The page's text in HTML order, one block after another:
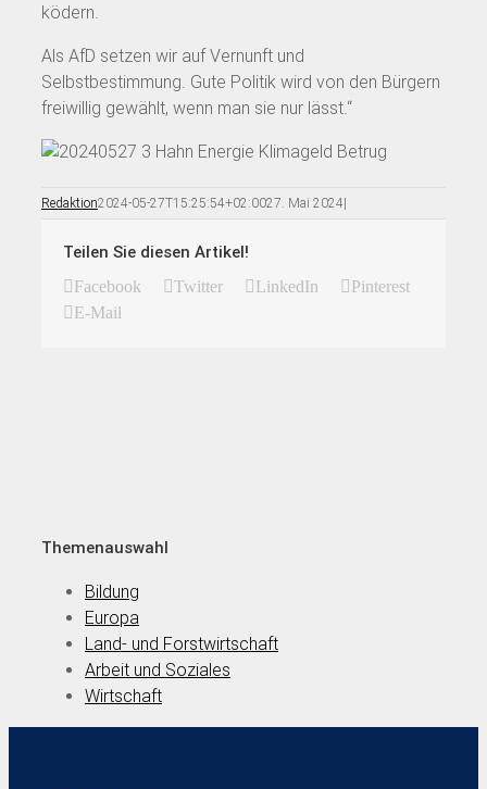
ködern.
Als AfD setzen wir auf Vernunft und
Selbstbestimmung. Gute Politik wird von den Bürgern
freiwillig gewählt, wenn man sie nur lässt.“
Redaktion2024-05-27T15:25:54+02:0027. Mai 2024|
Teilen Sie diesen Artikel!
Facebook Twitter LinkedIn
Pinterest
E-Mail
Themenauswahl
Bildung
Europa
Land- und Forstwirtschaft
Arbeit und Soziales
Wirtschaft